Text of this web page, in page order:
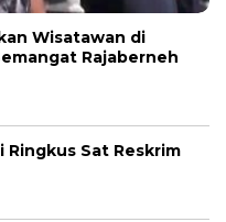
Wisatawan di
Rajaberneh
Ringkus Sat Reskrim